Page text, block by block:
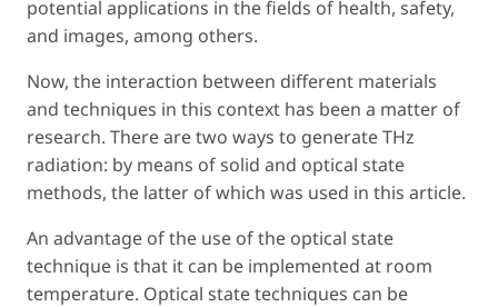
potential applications in the fields of health, safety,
and images, among others.
Now, the interaction between different materials
and techniques in this context has been a matter of
research. There are two ways to generate THz
radiation: by means of solid and optical state
methods, the latter of which was used in this article.
An advantage of the use of the optical state
technique is that it can be implemented at room
temperature. Optical state techniques can be